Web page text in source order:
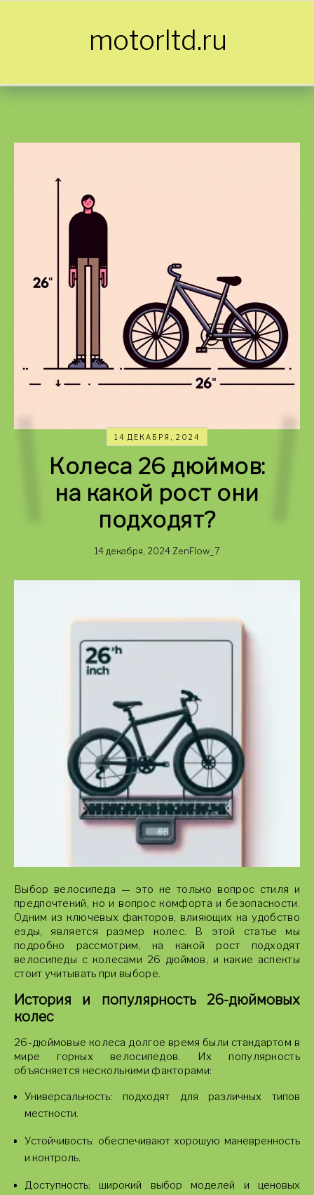
motorltd.ru
14 ДЕКАБРЯ, 2024
Колеса 26 дюймов:
на какой рост они
подходят?
14 декабря, 2024 ZenFlow_7
Выбор велосипеда — это не только вопрос стиля и
предпочтений, но и вопрос комфорта и безопасности.
Одним из ключевых факторов, влияющих на удобство
езды, является размер колес. В этой статье мы
подробно рассмотрим, на какой рост подходят
велосипеды с колесами 26 дюймов, и какие аспекты
стоит учитывать при выборе.
История и популярность 26-дюймовых
колес
26-дюймовые колеса долгое время были стандартом в
мире горных велосипедов. Их популярность
объясняется несколькими факторами:
Универсальность: подходят для различных типов
местности.
Устойчивость: обеспечивают хорошую маневренность
и контроль.
Доступность: широкий выбор моделей и ценовых